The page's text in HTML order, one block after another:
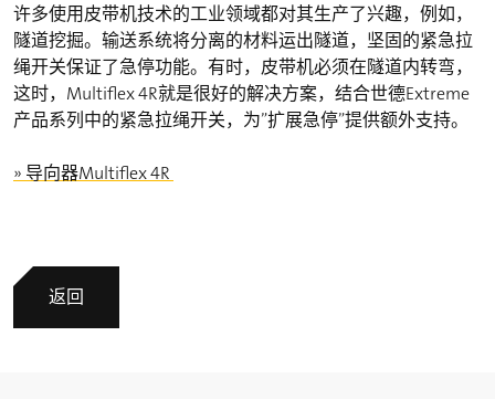
许多使用皮带机技术的工业领域都对其生产了兴趣，例如，
隧道挖掘。输送系统将分离的材料运出隧道，坚固的紧急拉
绳开关保证了急停功能。有时，皮带机必须在隧道内转弯，
这时，Multiflex 4R就是很好的解决方案，结合世德Extreme
产品系列中的紧急拉绳开关，为”扩展急停”提供额外支持。
» 导向器Multiflex 4R
返回